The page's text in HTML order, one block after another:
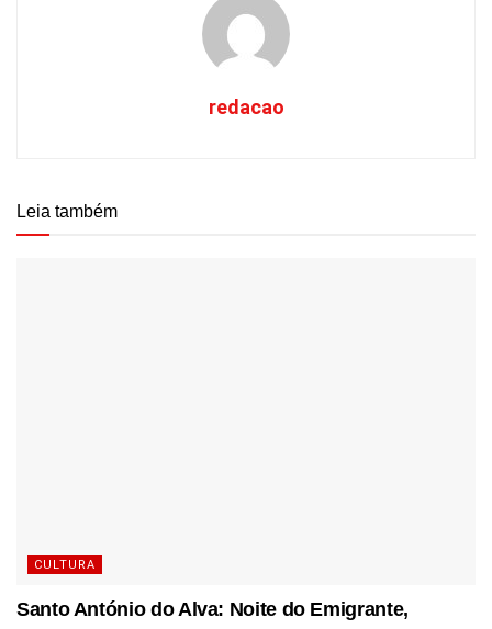
redacao
Leia também
CULTURA
Santo António do Alva: Noite do Emigrante,